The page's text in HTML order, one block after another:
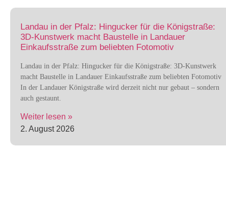
Landau in der Pfalz: Hingucker für die Königstraße:
3D-Kunstwerk macht Baustelle in Landauer
Einkaufsstraße zum beliebten Fotomotiv
Landau in der Pfalz: Hingucker für die Königstraße: 3D-Kunstwerk
macht Baustelle in Landauer Einkaufsstraße zum beliebten Fotomotiv
In der Landauer Königstraße wird derzeit nicht nur gebaut – sondern
auch gestaunt.
Weiter lesen »
2. August 2026